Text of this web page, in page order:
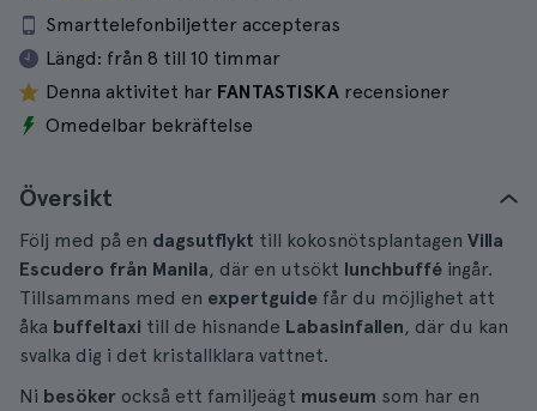
Smarttelefonbiljetter accepteras
Längd: från 8 till 10 timmar
Denna aktivitet har FANTASTISKA recensioner
Omedelbar bekräftelse
Översikt
Följ med på en dagsutflykt till kokosnötsplantagen Villa
Escudero från Manila, där en utsökt lunchbuffé ingår.
Tillsammans med en expertguide får du möjlighet att
åka buffeltaxi till de hisnande Labasinfallen, där du kan
svalka dig i det kristallklara vattnet.
Ni besöker också ett familjeägt museum som har en